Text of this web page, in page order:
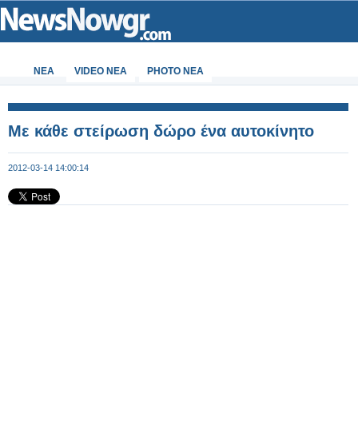
ΝΕΑ VIDEO NEA PHOTO NEA
Με κάθε στείρωση δώρο ένα αυτοκίνητο
2012-03-14 14:00:14